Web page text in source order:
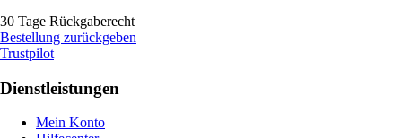
30 Tage Rückgaberecht
Bestellung zurückgeben
Trustpilot
Dienstleistungen
Mein Konto